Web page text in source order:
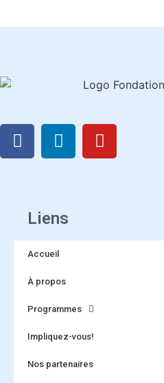
Liens
Accueil
À propos
Programmes
Impliquez-vous!
Nos partenaires